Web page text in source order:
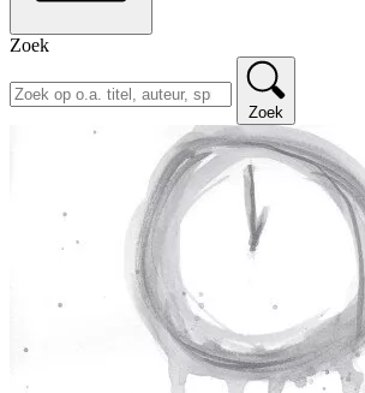
Zoek
Zoek